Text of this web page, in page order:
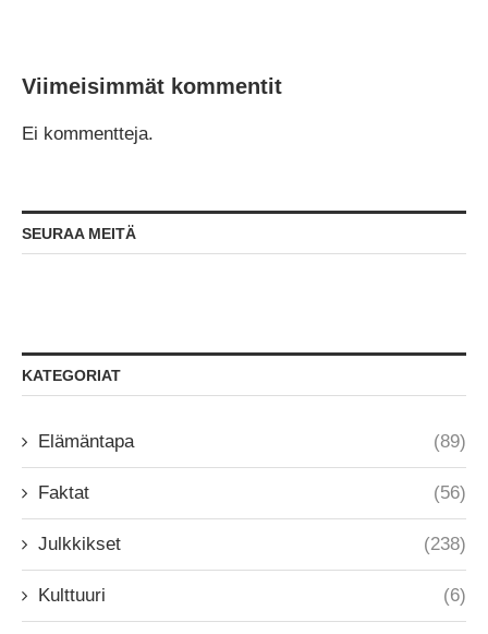
Viimeisimmät kommentit
Ei kommentteja.
SEURAA MEITÄ
KATEGORIAT
Elämäntapa (89)
Faktat (56)
Julkkikset (238)
Kulttuuri (6)